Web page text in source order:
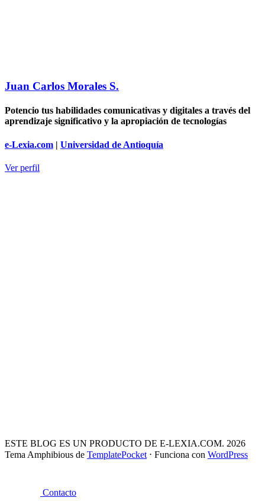
Juan Carlos Morales S.
Potencio tus habilidades comunicativas y digitales a través del
aprendizaje significativo y la apropiación de tecnologías
e-Lexia.com | Universidad de Antioquía
Ver perfil
ESTE BLOG ES UN PRODUCTO DE E-LEXIA.COM. 2026
Tema Amphibious de TemplatePocket ⋅ Funciona con WordPress
Contacto